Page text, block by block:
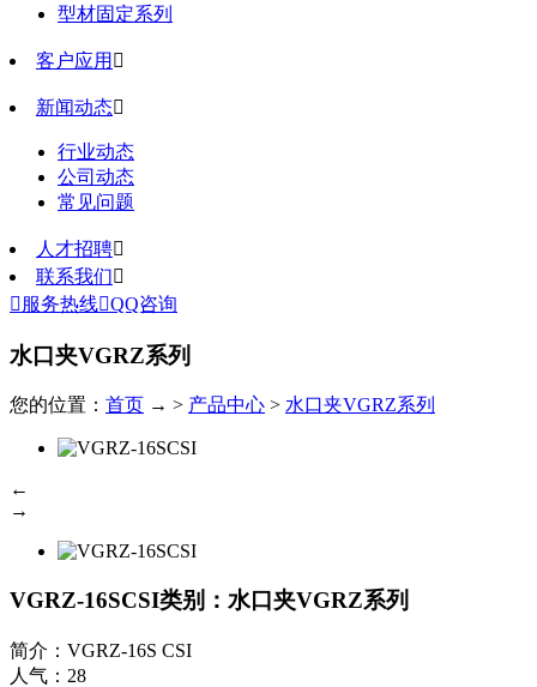
型材固定系列
客户应用 
新闻动态
行业动态
公司动态
常见问题
人才招聘
联系我们
 服务热线QQ咨询
水口夹VGRZ系列
您的位置： 首页 → > 产品中心 > 水口夹VGRZ系列
←
→
VGRZ-16SCSI类别：水口夹VGRZ系列
简介：VGRZ-16S CSI
人气： 28